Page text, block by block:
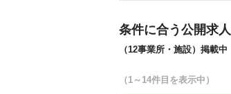
条件に合う公開求人
（12事業所・施設）掲載中
（1～14件目を表示中）